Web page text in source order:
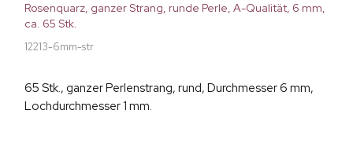
Rosenquarz, ganzer Strang, runde Perle, A-Qualität, 6 mm,
ca. 65 Stk.
12213-6mm-str
65 Stk., ganzer Perlenstrang, rund, Durchmesser 6 mm,
Lochdurchmesser 1 mm.